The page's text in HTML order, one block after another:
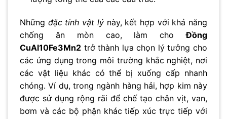
Những đặc tính vật lýnày, kết hợp với khả năng
chống ăn mòn cao, làm choĐồng
CuAl10Fe3Mn2 trở thành lựa chọn lý tưởng cho
các ứng dụng trong môi trường khắc nghiệt, nơi
các vật liệu khác có thể bị xuống cấp nhanh
chóng. Ví dụ, trong ngành hàng hải, hợp kim này
được sử dụng rộng rãi để chế tạo chân vịt, van,
bơm và các bộ phận khác tiếp xúc trực tiếp với